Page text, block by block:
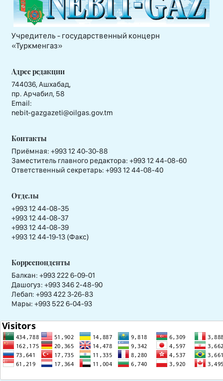
Учредитель - государственный концерн
«Туркменгаз»
Адрес редакции
744036, Ашхабад,
пр. Арчабил, 58
Email:
nebit-gazgazeti@oilgas.gov.tm
Контакты
Приёмная: +993 12 40-30-88
Заместитель главного редактора: +993 12 44-08-60
Ответственный секретарь: +993 12 44-08-40
Отделы
+993 12 44-08-35
+993 12 44-08-37
+993 12 44-08-39
+993 12 44-19-13 (Факс)
Корреспонденты
Балкан: +993 222 6-09-01
Дашогуз: +993 346 2-48-90
Лебап: +993 422 3-26-83
Мары: +993 522 6-04-93